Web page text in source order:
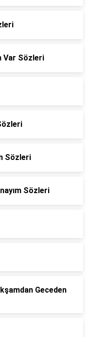
Var Sözleri
Sözleri
Sözleri
Geceden